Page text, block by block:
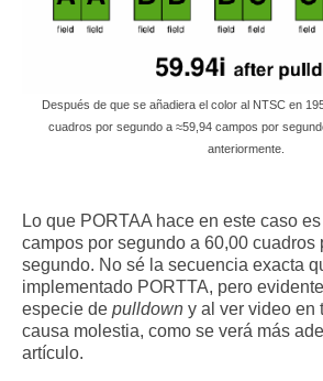
Después de que se añadiera el color al NTSC en
cuadros por segundo a ≈59,94 campos por
anteriormente.
Lo que PORTAA hace en este caso
campos por segundo a 60,00 cuadros
segundo. No sé la secuencia exacta
implementado PORTTA, pero
especie de pulldown y al ver video en
causa molestia, como se verá más
artículo.